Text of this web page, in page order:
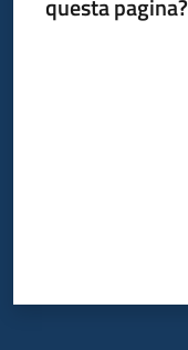
questa pagina?